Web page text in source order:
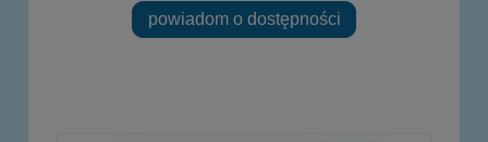
powiadom o dostępności